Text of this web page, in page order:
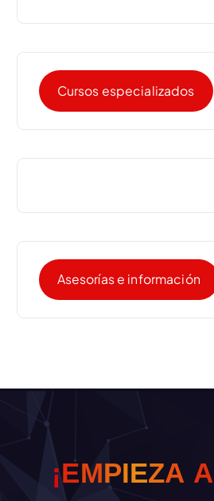
Cursos especializados
Asesorías e información
¡EMPIEZA A